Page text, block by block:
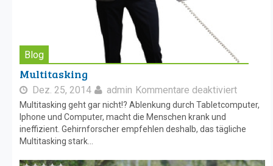
Blog
Multitasking
Dez. 25, 2014 admin Kommentare deaktiviert
Multitasking geht gar nicht!? Ablenkung durch Tabletcomputer,
Iphone und Computer, macht die Menschen krank und
ineffizient. Gehirnforscher empfehlen deshalb, das tägliche
Multitasking stark...